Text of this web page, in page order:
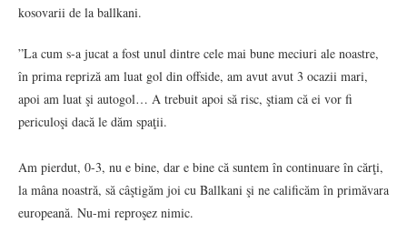
kosovarii de la ballkani.
”La cum s-a jucat a fost unul dintre cele mai bune meciuri ale noastre,
în prima repriză am luat gol din offside, am avut avut 3 ocazii mari,
apoi am luat şi autogol… A trebuit apoi să risc, ştiam că ei vor fi
periculoşi dacă le dăm spaţii.
Am pierdut, 0-3, nu e bine, dar e bine că suntem în continuare în cărţi,
la mâna noastră, să câştigăm joi cu Ballkani şi ne calificăm în primăvara
europeană. Nu-mi reproşez nimic.